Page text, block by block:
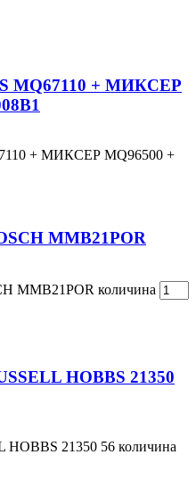
MQ67110 + МИКСЕР
+ МИКСЕР MQ96500 +
MMB21POR
количина
HOBBS 21350
21350 56 количина